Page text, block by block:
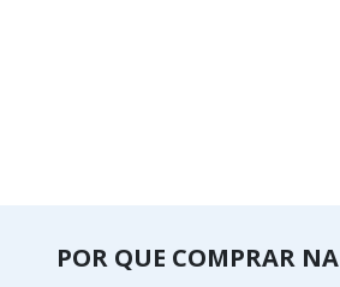
POR QUE COMPRAR NA